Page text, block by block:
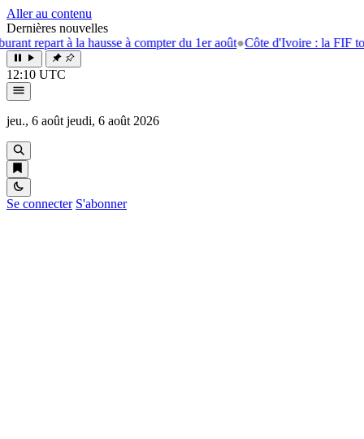
Aller au contenu
Dernières nouvelles
à la hausse à compter du 1er août●Côte d'Ivoire : la FIF tourne
12:10 UTC
jeu., 6 août jeudi, 6 août 2026
Se connecter S'abonner